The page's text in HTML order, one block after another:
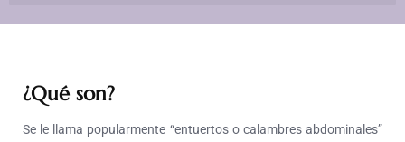
¿Qué son?
Se le llama popularmente “entuertos o calambres abdominales”